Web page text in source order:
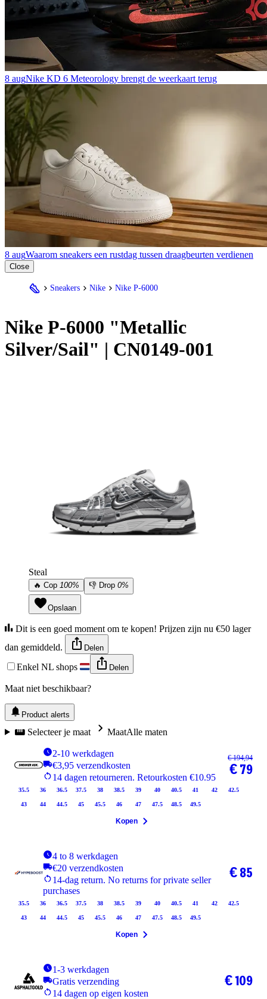
8 augNike KD 6 Meteorology brengt de weerkaart terug
8 augWaarom sneakers een rustdag tussen draagbeurten verdienen
Close
Sneakers Nike Nike P-6000
Nike P-6000 "Metallic
Silver/Sail" | CN0149-001
Steal
🔥 Cop 100% 👎 Drop 0%
Opslaan
Dit is een goed moment om te kopen! Prijzen zijn nu €50 lager
dan gemiddeld.
Delen
Enkel NL shops Delen
Maat niet beschikbaar?
Product alerts
Selecteer je maat MaatAlle maten
2-10 werkdagen
€3,95 verzendkosten
14 dagen retourneren. Retourkosten €10.95
35.5 36 36.5 37.5 38 38.5 39 40 40.5 41 42 42.5
43 44 44.5 45 45.5 46 47 47.5 48.5 49.5
€ 194,94
€ 79
Kopen
4 to 8 werkdagen
€20 verzendkosten
14-dag return. No returns for private seller
purchases
35.5 36 36.5 37.5 38 38.5 39 40 40.5 41 42 42.5
43 44 44.5 45 45.5 46 47 47.5 48.5 49.5
€ 85
Kopen
1-3 werkdagen
Gratis verzending
14 dagen op eigen kosten
€ 109